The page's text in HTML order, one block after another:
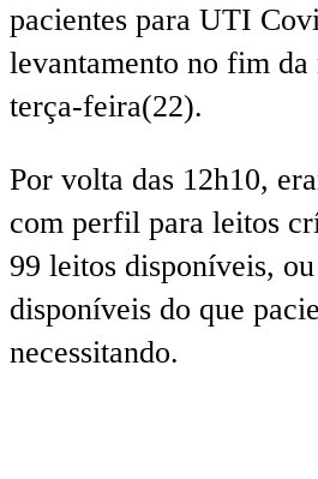
pacientes para UTI
levantamento no fim da
terça-feira(22).
Por volta das 12h10,
com perfil para leitos
99 leitos disponíveis,
disponíveis do que
necessitando.